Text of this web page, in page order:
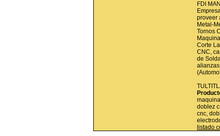
FDI
proveer
Metal-
Tornos
Corte
CNC,
de
doblez
cnc,
listado